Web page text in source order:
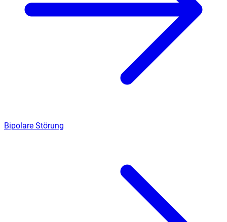
Bipolare Störung